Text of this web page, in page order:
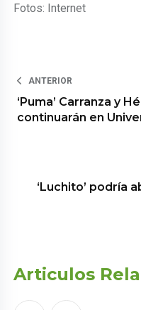
Fotos: Internet
ANTERIOR
‘Puma’ Carranza y
continuarán en
‘Luchito’ podría
Articulos